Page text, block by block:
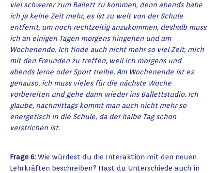
viel schwerer zum Ballett zu kommen, denn abends habe
ich ja keine Zeit mehr, es ist zu weit von der Schule
entfernt, um noch rechtzeitig anzukommen, deshalb muss
ich an einigen Tagen morgens hingehen und am
Wochenende. Ich finde auch nicht mehr so viel Zeit, mich
mit den Freunden zu treffen, weil ich morgens und
abends lerne oder Sport treibe. Am Wochenende ist es
genauso, ich muss vieles für die nächste Woche
vorbereiten und gehe dann wieder ins Ballettstudio. Ich
glaube, nachmittags kommt man auch nicht mehr so
energetisch in die Schule, da der halbe Tag schon
verstrichen ist.
Frage 6: Wie würdest du die Interaktion mit den neuen
Lehrkräften beschreiben? Hast du Unterschiede auch in